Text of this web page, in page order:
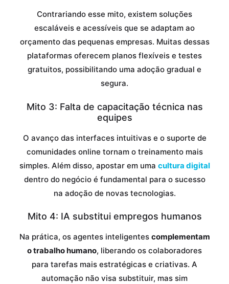
Contrariando esse mito, existem soluções
escaláveis e acessíveis que se adaptam ao
orçamento das pequenas empresas. Muitas dessas
plataformas oferecem planos flexíveis e testes
gratuitos, possibilitando uma adoção gradual e
segura.
Mito 3: Falta de capacitação técnica nas
equipes
O avanço das interfaces intuitivas e o suporte de
comunidades online tornam o treinamento mais
simples. Além disso, apostar em uma cultura digital
dentro do negócio é fundamental para o sucesso
na adoção de novas tecnologias.
Mito 4: IA substitui empregos humanos
Na prática, os agentes inteligentes complementam
o trabalho humano, liberando os colaboradores
para tarefas mais estratégicas e criativas. A
automação não visa substituir, mas sim